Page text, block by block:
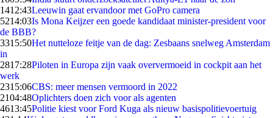
1412:43Leeuwin gaat ervandoor met GoPro camera
5214:03Is Mona Keijzer een goede kandidaat minister-president voor
de BBB?
3315:50Het nutteloze feitje van de dag: Zesbaans snelweg Amsterdam
in
2817:28Piloten in Europa zijn vaak oververmoeid in cockpit aan het
werk
2315:06CBS: meer mensen vermoord in 2022
2104:48Oplichters doen zich voor als agenten
4613:45Politie kiest voor Ford Kuga als nieuw basispolitievoertuig